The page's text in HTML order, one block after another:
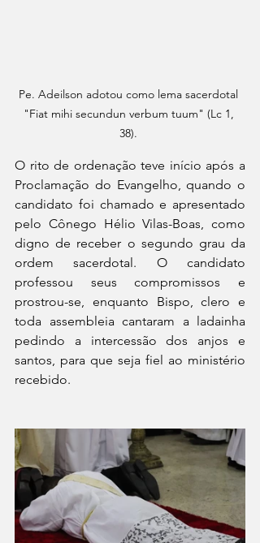
Pe. Adeilson adotou como lema sacerdotal
"Fiat mihi secundun verbum tuum" (Lc 1,
38).
O rito de ordenação teve início após a
Proclamação do Evangelho, quando o
candidato foi chamado e apresentado
pelo Cônego Hélio Vilas-Boas, como
digno de receber o segundo grau da
ordem sacerdotal. O candidato
professou seus compromissos e
prostrou-se, enquanto Bispo, clero e
toda assembleia cantaram a ladainha
pedindo a intercessão dos anjos e
santos, para que seja fiel ao ministério
recebido.